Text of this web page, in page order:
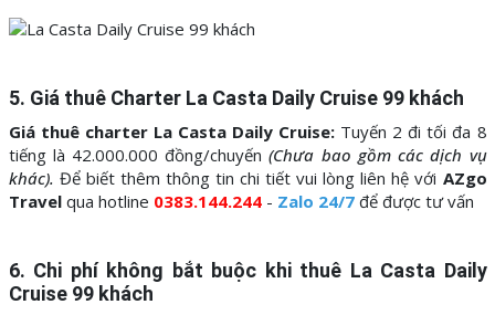
5. Giá thuê Charter La Casta Daily Cruise 99 khách
Giá thuê charter La Casta Daily Cruise: Tuyến 2 đi tối đa 8
tiếng là 42.000.000 đồng/chuyến(Chưa bao gồm các dịch vụ
khác). Để biết thêm thông tin chi tiết vui lòng liên hệ với AZgo
Travelqua hotline 0383.144.244- Zalo 24/7 để được tư vấn
6. Chi phí không bắt buộc khi thuê La Casta Daily
Cruise 99 khách